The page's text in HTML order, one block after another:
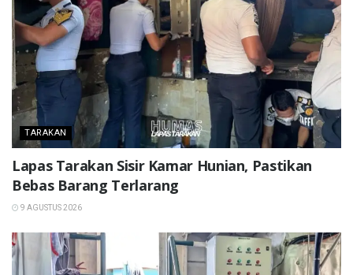
TARAKAN
Lapas Tarakan Sisir Kamar Hunian, Pastikan
Bebas Barang Terlarang
9 AGUSTUS 2026